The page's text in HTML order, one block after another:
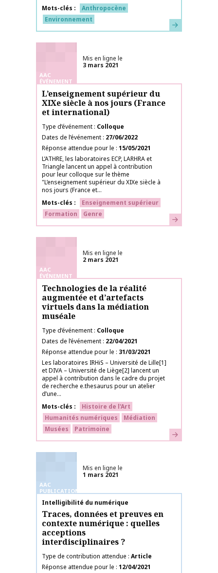
Mots-clés
Anthropocène
Environnement
En savoir plus
AAC
ÉVÉNEMENT
Mis en ligne le
3 mars 2021
L’enseignement supérieur du
XIXe siècle à nos jours (France
et international)
Type d’événement Colloque
Dates de l’événement 27/06/2022
Réponse attendue pour le 15/05/2021
L’ATHRE, les laboratoires ECP, LARHRA et
Triangle lancent un appel à contribution
pour leur colloque sur le thème
"L’enseignement supérieur du XIXe siècle à
nos jours (France et...
Mots-clés
Enseignement supérieur
Formation
Genre En savoir plus
AAC
ÉVÉNEMENT
Mis en ligne le
2 mars 2021
Technologies de la réalité
augmentée et d’artefacts
virtuels dans la médiation
muséale
Type d’événement Colloque
Dates de l’événement 22/04/2021
Réponse attendue pour le
31/03/2021
Les laboratoires IRHiS – Université de Lille[1]
et DIVA – Université de Liège[2] lancent un
appel à contribution dans le cadre du projet
de recherche e.thesaurus pour un atelier
d’une...
Mots-clés
Histoire de l'Art
Humanités numériques
Médiation
Musées
Patrimoine En savoir plus
AAC
PUBLICATIONS
Mis en ligne le
1 mars 2021
Nom de la publication
Intelligibilité du numérique
Traces, données et preuves en
contexte numérique : quelles
acceptions
interdisciplinaires ?
Type de contribution attendue Article
Réponse attendue pour le 12/04/2021